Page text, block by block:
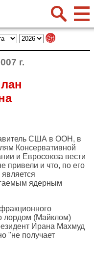
г.
США в ООН, в
Консервативной
и Евросоюза вести
привели и что, по его
ядерным
лордом (Майклом)
Ирана Махмуд
"не получает